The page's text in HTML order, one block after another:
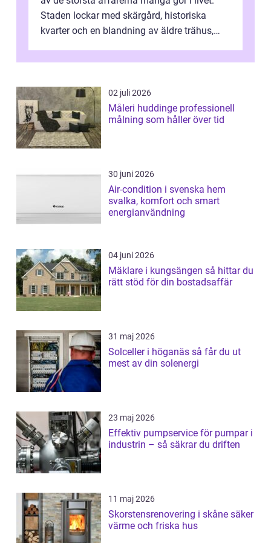
Staden lockar med skärgård, historiska
kvarter och en blandning av äldre trähus,
02 juli 2026
Måleri huddinge professionell
målning som håller över tid
30 juni 2026
Air-condition i svenska hem
svalka, komfort och smart
energianvändning
04 juni 2026
Mäklare i kungsängen så hittar du
rätt stöd för din bostadsaffär
31 maj 2026
Solceller i höganäs så får du ut
mest av din solenergi
23 maj 2026
Effektiv pumpservice för pumpar i
industrin – så säkrar du driften
11 maj 2026
Skorstensrenovering i skåne säker
värme och friska hus